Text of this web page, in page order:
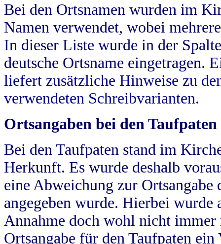
Bei den Ortsnamen wurden im
Namen verwendet, wobei
In dieser Liste wurde in der
deutsche Ortsname eingetragen.
liefert zusätzliche Hinweise zu
verwendeten Schreibvarianten.
Ortsangaben bei den Taufpaten
Bei den Taufpaten stand im
Herkunft. Es wurde deshalb
eine Abweichung zur
angegeben wurde. Hierbei wurde
Annahme doch wohl nicht
Ortsangabe für den Taufpaten